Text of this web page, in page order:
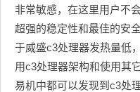
非常敏感，在这里用户不
超强的稳定性和最佳的安
于威盛c3处理器发热量低
用c3处理器架构和使用其
易机中都可以发现到c3处